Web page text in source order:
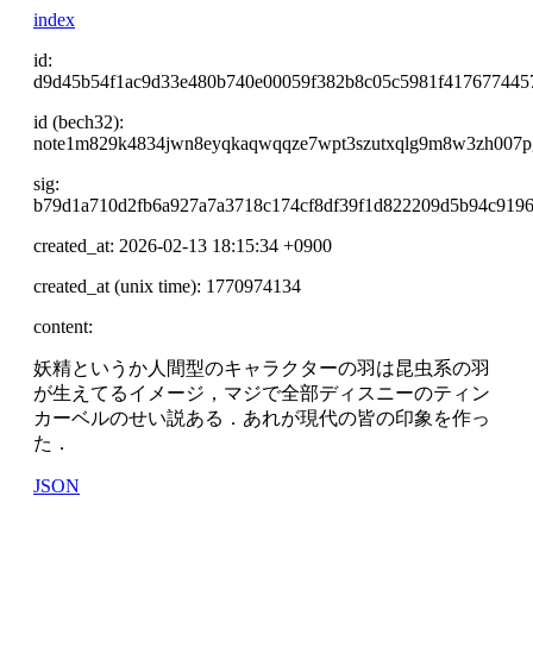
index
id:
id (bech32):
sig:
created_at: 2026-02-13 18:15:34 +0900
created_at (unix time): 1770974134
content:
妖精というか人間型のキャラクターの羽は昆虫系の羽
が生えてるイメージ，マジで全部ディスニーのティン
カーベルのせい説ある．あれが現代の皆の印象を作っ
た．
JSON